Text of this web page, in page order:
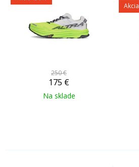
250 €
175 €
Na sklade
Akcia